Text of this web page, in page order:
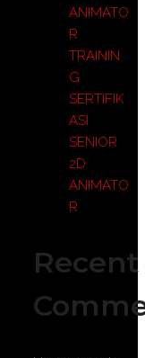
ANIMATO
R
TRAININ
G
SERTIFIK
ASI
SENIOR
2D
ANIMATO
R
Recent